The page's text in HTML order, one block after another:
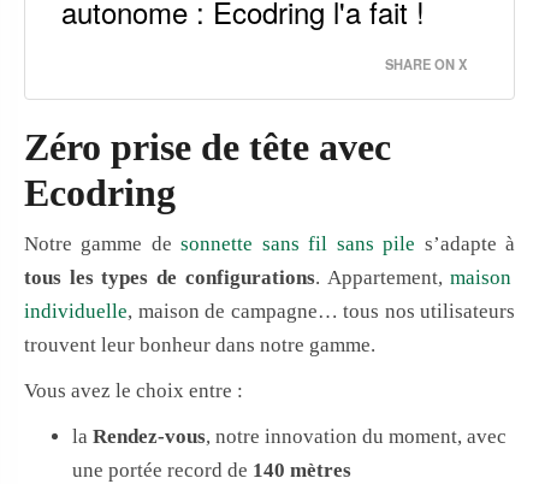
autonome : Ecodring l'a fait !
SHARE ON X
Zéro prise de tête avec
Ecodring
Notre gamme desonnette sans fil sans pile s’adapte à
tous les types de configurations. Appartement,maison
individuelle, maison de campagne… tous nos utilisateurs
trouvent leur bonheur dans notre gamme.
Vous avez le choix entre :
la Rendez-vous, notre innovation du moment, avec
une portée record de 140 mètres